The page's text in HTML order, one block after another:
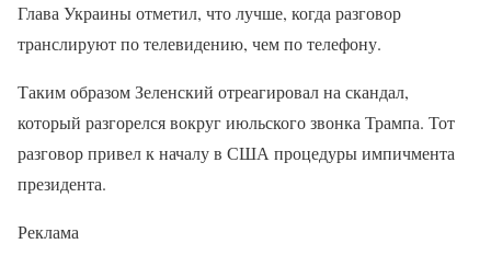
Глава Украины отметил, что лучше, когда разговор
транслируют по телевидению, чем по телефону.
Таким образом Зеленский отреагировал на скандал,
который разгорелся вокруг июльского звонка Трампа. Тот
разговор привел к началу в США процедуры импичмента
президента.
Реклама